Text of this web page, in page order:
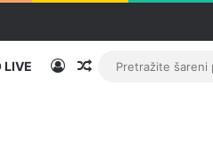
LIVE PrijavaRandom članak